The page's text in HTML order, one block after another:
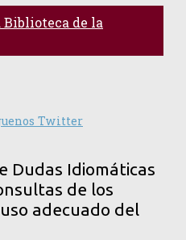
Biblioteca de la
Dudas Idiomáticas
de los
adecuado del